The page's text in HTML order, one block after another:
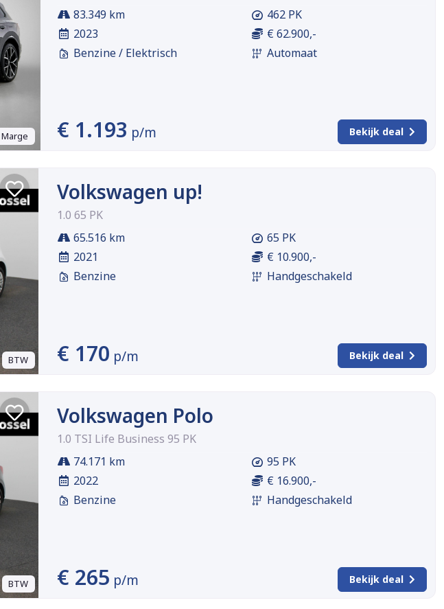
Marge
83.349 km
2023
Benzine / Elektrisch
462 PK
€ 62.900,-
Automaat
€ 1.193 p/m Bekijk deal
BTW
Volkswagen up!
1.0 65 PK
65.516 km
2021
Benzine
65 PK
€ 10.900,-
Handgeschakeld
€ 170 p/m Bekijk deal
BTW
Volkswagen Polo
1.0 TSI Life Business 95 PK
74.171 km
2022
Benzine
95 PK
€ 16.900,-
Handgeschakeld
€ 265 p/m Bekijk deal